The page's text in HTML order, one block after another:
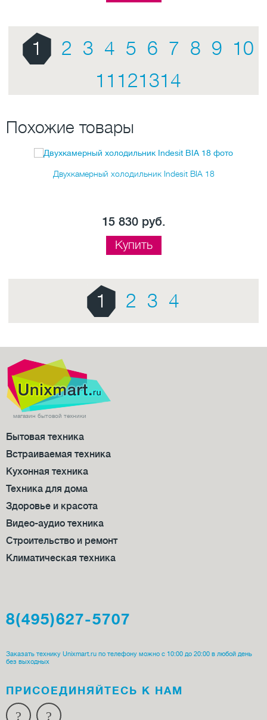
1 2 3 4 5 6 7 8 9 10
11 121314
Похожие товары
Двухкамерный холодильник Indesit BIA 18
15 830 руб.
Купить
1 2 3 4
магазин бытовой техники
Бытовая техника
Встраиваемая техника
Кухонная техника
Техника для дома
Здоровье и красота
Видео-аудио техника
Строительство и ремонт
Климатическая техника
8(495)627-5707
Заказать технику Unixmart.ru по телефону можно с 10:00 до 20:00 в любой день
без выходных
ПРИСОЕДИ­НЯЙТЕСЬ К НАМ